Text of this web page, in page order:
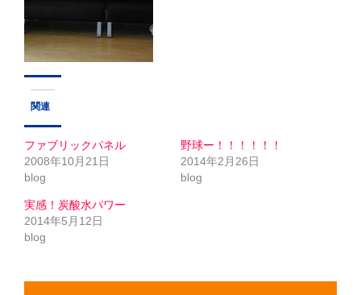
関連
ファブリックパネル
2008年10月21日
blog
野球ー！！！！！！
2014年2月26日
blog
実感！炭酸水パワー
2014年5月12日
blog